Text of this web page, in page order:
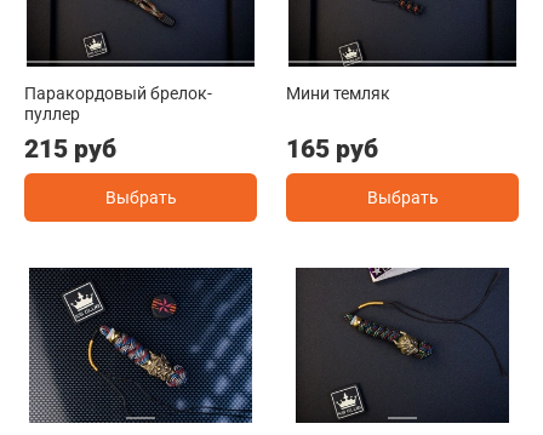
Паракордовый брелок-
пуллер
215 руб
Выбрать
Мини темляк
165 руб
Выбрать